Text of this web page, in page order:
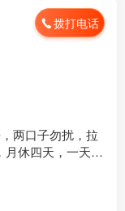
拨打电话
两口子勿扰，拉
月休四天，一天工
食材，拉面师都
记永兰州牛肉